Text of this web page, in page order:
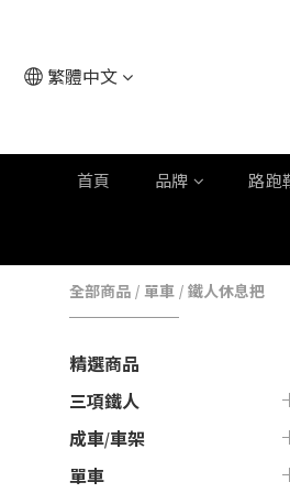
繁體中文
首頁 品牌 路跑
全部商品 / 單車 / 鐵人休息把
精選商品
三項鐵人
成車/車架
單車